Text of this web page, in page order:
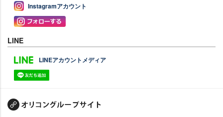
Instagramアカウント
LINE
LINEアカウントメディア